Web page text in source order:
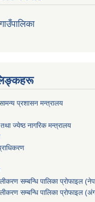
प्रशासन मन्त्रालय
ज्येष्ठ नागरिक मन्त्रालय
सम्बन्धि पालिका प्राेफाइल
सम्बन्धि पालिका प्राेफाइल